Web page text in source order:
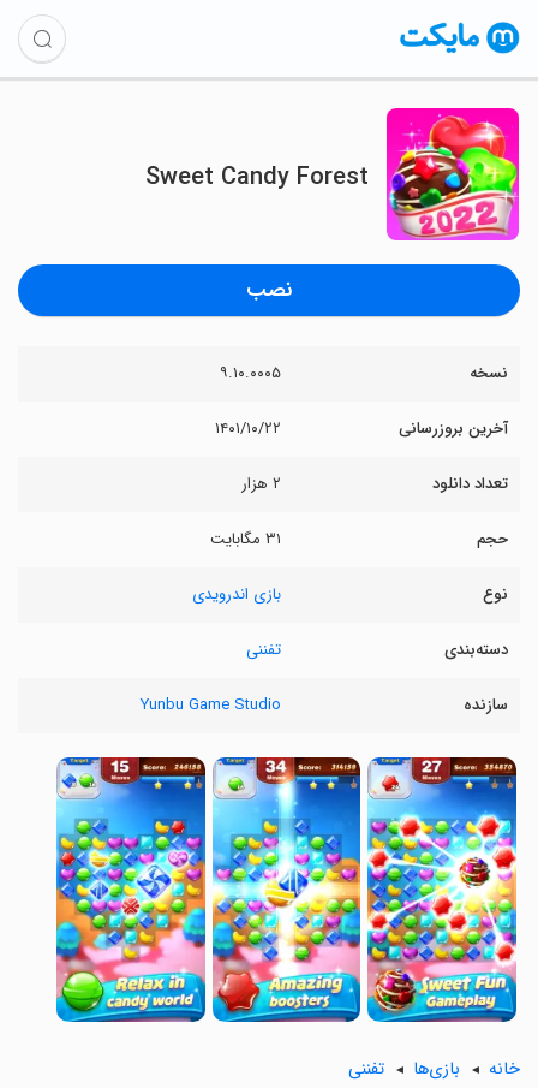
Sweet Candy Forest
نصب
نسخه ۹.۱۰.۰۰۰۵
آخرین بروزرسانی ۱۴۰۱/۱۰/۲۲
تعداد دانلود ۲ هزار
حجم ۳۱ مگابایت
نوع بازی اندرویدی
دسته‌بندی تفننی
سازنده Yunbu Game Studio
خانه بازی‌ها تفننی